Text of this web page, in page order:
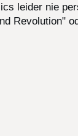
leider nie
Revolution"